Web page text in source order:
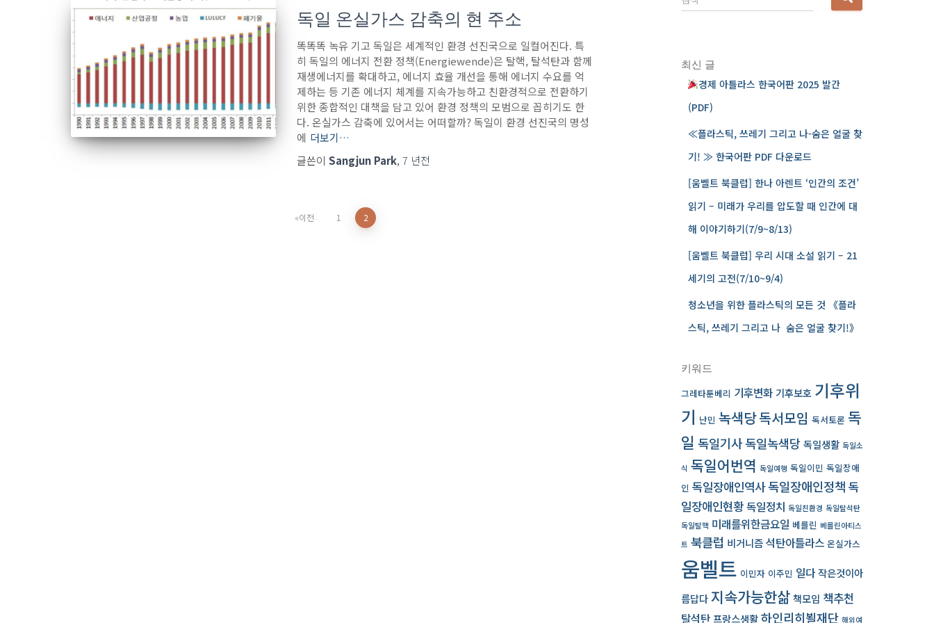
독일 온실가스 감축의 현 주소
똑똑똑 녹유 기고 독일은 세계적인 환경 선진국으로 일컬어진다. 특
히 독일의 에너지 전환 정책(Energiewende)은 탈핵, 탈석탄과 함께
재생에너지를 확대하고, 에너지 효율 개선을 통해 에너지 수요를 억
제하는 등 기존 에너지 체계를 지속가능하고 친환경적으로 전환하기
위한 종합적인 대책을 담고 있어 환경 정책의 모범으로 꼽히기도 한
다. 온실가스 감축에 있어서는 어떠할까? 독일이 환경 선진국의 명성
에 더보기…
글쓴이 Sangjun Park, 7 년전
이전 1 2
음
최신 글
경제 아틀라스 한국어판 2025 발간
(PDF)
≪플라스틱, 쓰레기 그리고 나-숨은 얼굴 찾
기! ≫ 한국어판 PDF 다운로드
[움벨트 북클럽] 한나 아렌트 ‘인간의 조건’
읽기 – 미래가 우리를 압도할 때 인간에 대
해 이야기하기(7/9~8/13)
[움벨트 북클럽] 우리 시대 소설 읽기 – 21
세기의 고전(7/10~9/4)
청소년을 위한 플라스틱의 모든 것 《플라
스틱, 쓰레기 그리고 나 ­ 숨은 얼굴 찾기!》
키워드
그레타툰베리 기후변화 기후보호 기후위
기 난민 녹색당독서모임 독서토론 독
일 독일기사독일녹색당 독일생활 독일소
식 독일어번역 독일여행 독일이민 독일장애
인 독일장애인역사독일장애인정책 독
일장애인현황독일정치 독일친환경 독일탈석탄
독일탈핵 미래를위한금요일 베를린 베를린아티스
트 북클럽 비거니즘 석탄아틀라스 온실가스
움벨트 이민자 이주민 일다 작은것이아
름답다 지속가능한삶 책모임 책추천
탈석탄 프랑스생활 하인리히뵐재단 해외여